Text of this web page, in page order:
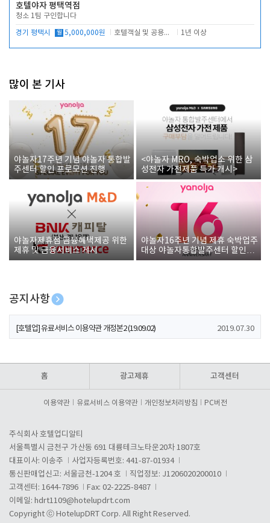
호텔야자 평택역점
청소 1팀 구인합니다
경기 평택시 월 5,000,000원 호텔객실 및 공용시설 청소 관리 1년 이상
많이 본 기사
야놀자17주년 기념 야놀자 통합발
주센터 할인 프로모션 진행
<야놀자 MRO, 숙박업소 위한 삼
성전자 가전제품 특가 개시>
야놀자제휴점 금융혜택제공 위한
제휴 및 금융서비스 게시
야놀자16주년 기념 제휴 숙박업주
대상 야놀자통합발주센터 할인쿠
폰 증정
공지사항
[호텔업] 개인정보 처리방침 개정본1 (19.09.02)
[호텔업] 유료서비스 이용약관 개정본2 (19.09.02) 2019.07.30
홈 광고제휴 고객센터
이용약관 유료서비스 이용약관 개인정보처리방침 PC버전
주식회사 호텔업디알티
서울특별시 금천구 가산동 691 대륭테크노타운20차 1807호
대표이사: 이송주
사업자등록번호: 441-87-01934
통신판매업신고: 서울금천-1204 호
직업정보: J1206020200010
고객센터: 1644-7896
Fax: 02-2225-8487
이메일: hdrt1109@hotelupdrt.com
Copyright ⓒ HotelupDRT Corp. All Right Reserved.